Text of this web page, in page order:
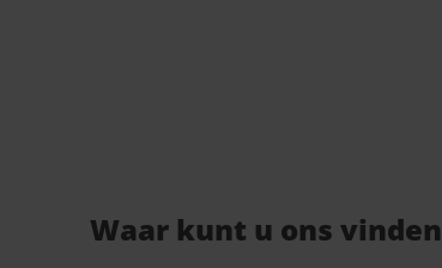
Waar kunt u ons vinden